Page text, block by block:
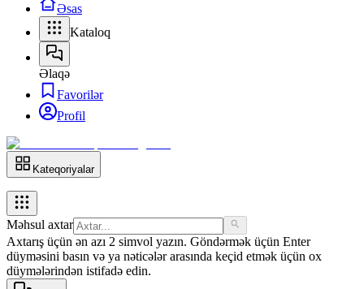
Əsas
Kataloq
Əlaqə
Favorilər
Profil
Kateqoriyalar
Məhsul axtar
Axtarış üçün ən azı 2 simvol yazın. Göndərmək üçün Enter
düyməsini basın və ya nəticələr arasında keçid etmək üçün ox
düymələrindən istifadə edin.